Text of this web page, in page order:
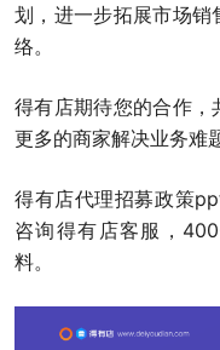
划，进一步拓展市场销
络。
得有店期待您的合作，
更多的商家解决业务难
得有店代理招募政策
咨询得有店客服，
料。